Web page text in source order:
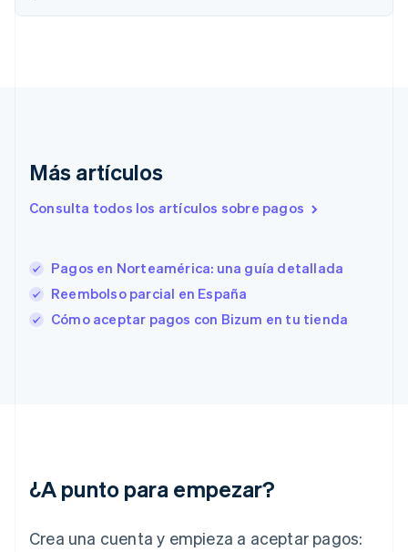
Más artículos
Consulta todos los artículos sobre pagos
Pagos en Norteamérica: una guía detallada
Reembolso parcial en España
Cómo aceptar pagos con Bizum en tu tienda
¿A punto para empezar?
Crea una cuenta y empieza a aceptar pagos:
Eslovenia
English Italiano
EspañolEnglish
Estonia
English
English Svenska
India
English